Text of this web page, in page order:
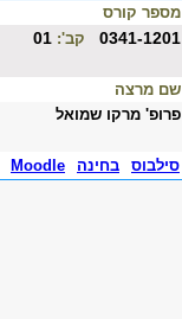
מספר קורס
0341-1201 קב':
שם מרצה
פרופ' מרקו שמואל
סילבוס
בחינה Moodle